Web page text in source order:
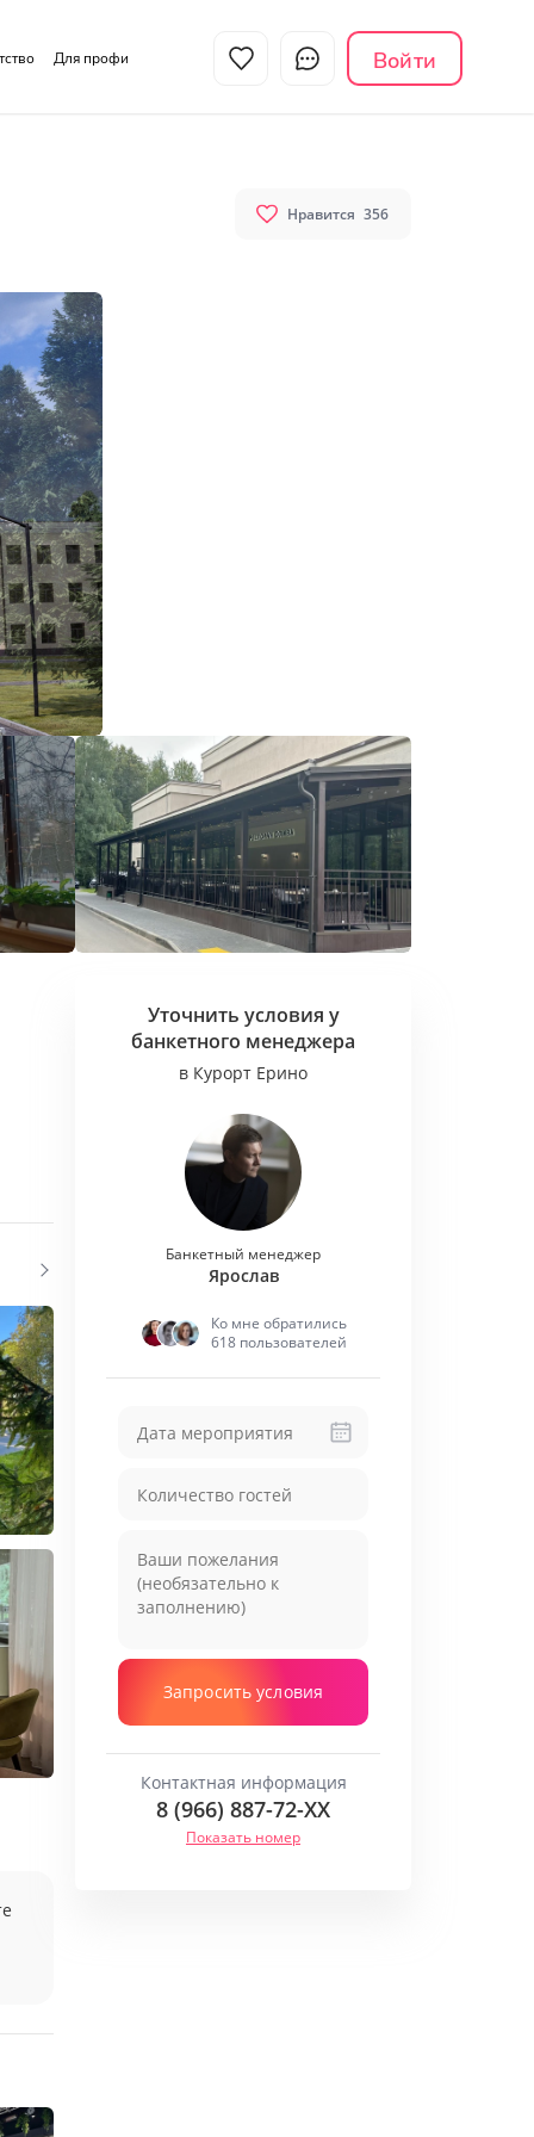
Войти
Для профи
Нравится 356
Уточнить условия у
банкетного менеджера
в Курорт Ерино
Банкетный менеджер
Ярослав
Ко мне обратились
618 пользователей
Запросить условия
Контактная информация
8 (966) 887-72-XX
Показать номер